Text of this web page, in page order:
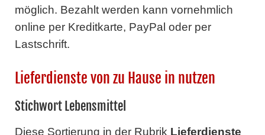
möglich. Bezahlt werden kann vornehmlich
online per Kreditkarte, PayPal oder per
Lastschrift.
Lieferdienste von zu Hause in nutzen
Stichwort Lebensmittel
Diese Sortierung in der Rubrik Lieferdienste